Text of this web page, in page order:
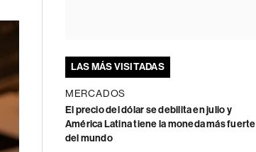
LAS MÁS VISITADAS
MERCADOS
El precio del dólar se debilita en julio y
América Latina tiene la moneda más fuerte
del mundo